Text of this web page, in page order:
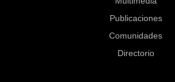
Publicaciones
Comunidades
Directorio